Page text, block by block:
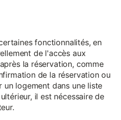
fonctionnalités, en
de l'accès aux
la réservation, comme
de la réservation ou
logement dans une liste
il est nécessaire de